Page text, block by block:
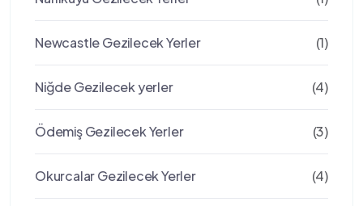
Newcastle Gezilecek Yerler (1)
Niğde Gezilecek yerler (4)
Ödemiş Gezilecek Yerler (3)
Okurcalar Gezilecek Yerler (4)